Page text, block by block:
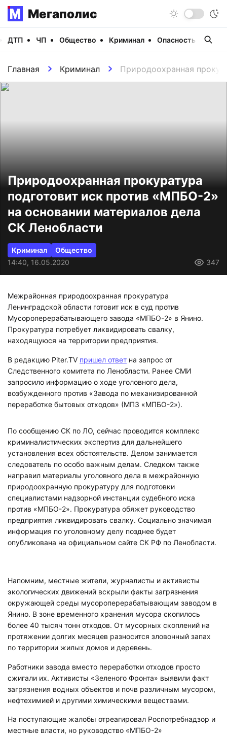
Мегаполис
ДТП ЧП Общество Криминал Опасность
Главная Криминал Природоохранная
Природоохранная прокуратура
подготовит иск против «МПБО-2»
на основании материалов дела
СК Ленобласти
Криминал
Общество
14:40, 16.05.2020
347
Межрайонная природоохранная прокуратура
Ленинградской области готовит иск в суд против
Мусороперерабатывающего завода «МПБО-2» в Янино.
Прокуратура потребует ликвидировать свалку,
находящуюся на территории предприятия.
В редакцию Piter.TV пришел ответ на запрос от
Следственного комитета по Ленобласти. Ранее СМИ
запросило информацию о ходе уголовного дела,
возбужденного против «Завода по механизированной
переработке бытовых отходов» (МПЗ «МПБО-2»).
По сообщению СК по ЛО, сейчас проводится комплекс
криминалистических экспертиз для дальнейшего
установления всех обстоятельств. Делом занимается
следователь по особо важным делам. Следком также
направил материалы уголовного дела в межрайонную
природоохранную прокуратуру для подготовки
специалистами надзорной инстанции судебного иска
против «МПБО-2». Прокуратура обяжет руководство
предприятия ликвидировать свалку. Социально значимая
информация по уголовному делу позднее будет
опубликована на официальном сайте СК РФ по Ленобласти.
Напомним, местные жители, журналисты и активисты
экологических движений вскрыли факты загрязнения
окружающей среды мусороперерабатывающим заводом в
Янино. В зоне временного хранения мусора скопилось
более 40 тысяч тонн отходов. От мусорных скоплений на
протяжении долгих месяцев разносится зловонный запах
по территории жилых домов и деревень.
Работники завода вместо переработки отходов просто
сжигали их. Активисты «Зеленого Фронта» выявили факт
загрязнения водных объектов и почв различным мусором,
нефтехимией и другими химическими веществами.
На поступающие жалобы отреагировал Роспотребнадзор и
местные власти, но руководство «МПБО-2»